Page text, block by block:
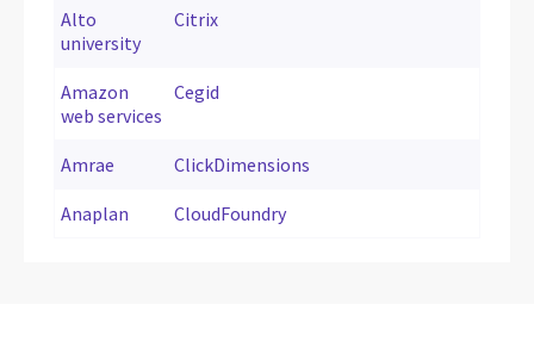
Alto
university
Citrix
Amazon
web services
Cegid
Amrae ClickDimensions
Anaplan CloudFoundry